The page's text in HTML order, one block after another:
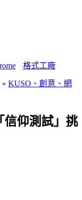
格式工廠
» KUSO、創意、網
信仰測試」挑